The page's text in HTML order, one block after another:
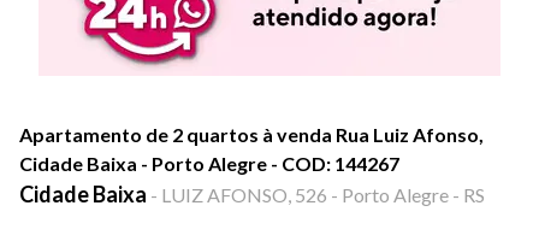
Apartamento de 2 quartos à venda Rua Luiz Afonso,
Cidade Baixa - Porto Alegre - COD: 144267
Cidade Baixa - LUIZ AFONSO, 526 - Porto Alegre - RS